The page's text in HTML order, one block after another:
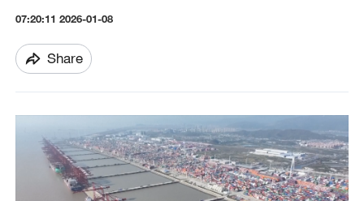
07:20:11 2026-01-08
Share